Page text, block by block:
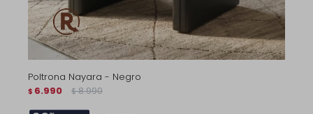
Poltrona Nayara - Negro
$ 6.990 $ 8.990